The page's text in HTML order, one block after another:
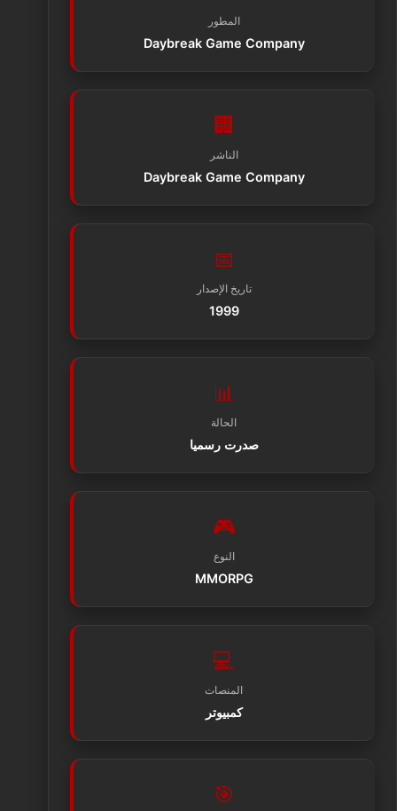
المطور
Daybreak Game Company
🏢
الناشر
Daybreak Game Company
📅
تاريخ الإصدار
1999
📊
الحالة
صدرت رسميا
🎮
النوع
MMORPG
💻
المنصات
كمبيوتر
🎯